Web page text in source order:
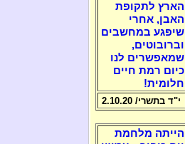
הארץ לתקופת
האבן, אחרי
שיפגע במחשבים
וברובוטים,
שמאפשרים לנו
כיום רמת חיים
חלומית!
י"ד בתשרי/ 2.10.20
הייתה מלחמת